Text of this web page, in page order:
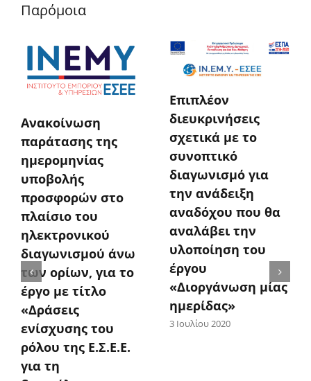
Παρόμοια
Ανακοίνωση
παράτασης της
ημερομηνίας
υποβολής
προσφορών στο
πλαίσιο του
ηλεκτρονικού
διαγωνισμού άνω
των ορίων, για το
έργο με τίτλο
«Δράσεις
ενίσχυσης του
ρόλου της Ε.Σ.Ε.Ε.
για τη
Επιπλέον
διευκρινήσεις
σχετικά με το
συνοπτικό
διαγωνισμό για
την ανάδειξη
αναδόχου που θα
αναλάβει την
υλοποίηση του
έργου
«Διοργάνωση μίας
ημερίδας»
3 Ιουλίου 2020